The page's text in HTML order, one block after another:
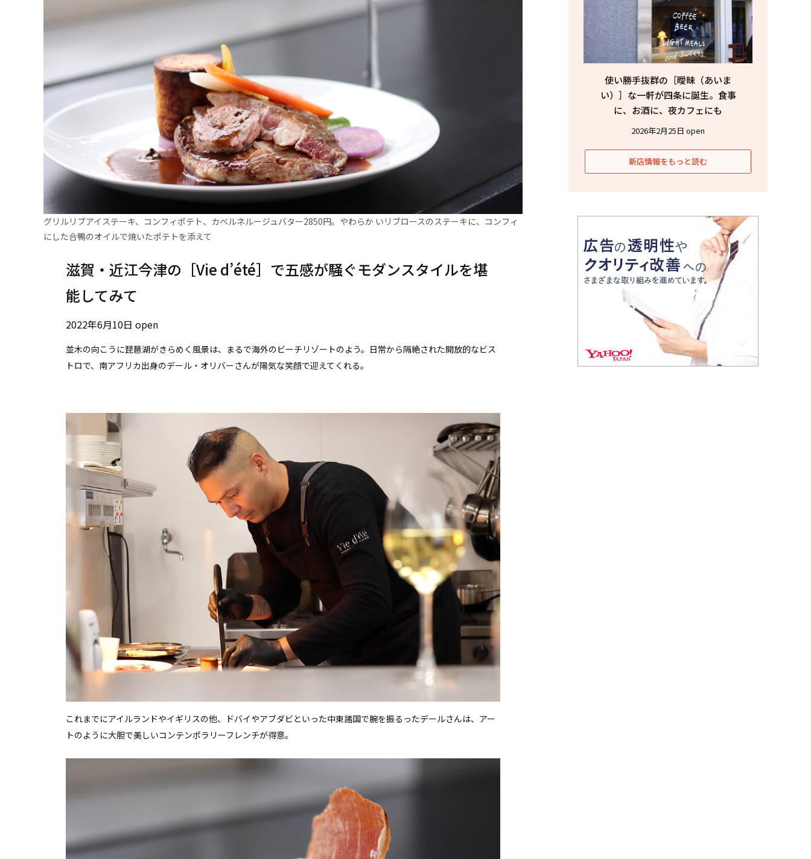
グリルリブアイステーキ、コンフィポテト、カベルネルージュバター2850円。やわらか いリブロースのステーキに、コンフィ
にした合鴨のオイルで焼いたポテトを添えて
滋賀・近江今津の［Vie d’été］で五感が騒ぐモダンスタイルを堪
能してみて
2022年6月10日 open
並木の向こうに琵琶湖がきらめく風景は、まるで海外のビーチリゾートのよう。日常から隔絶された開放的なビス
トロで、南アフリカ出身のデール・オリバーさんが陽気な笑顔で迎えてくれる。
これまでにアイルランドやイギリスの他、ドバイやアブダビといった中東諸国で腕を振るったデールさんは、アー
トのように大胆で美しいコンテンポラリーフレンチが得意。
使い勝手抜群の［曖昧（あいま
い）］な一軒が四条に誕生。食事
に、お酒に、夜カフェにも
2026年2月25日 open
新店情報をもっと読む